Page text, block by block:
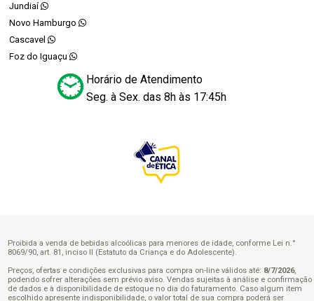
Jundiaí
Novo Hamburgo
Cascavel
Foz do Iguaçu
Horário de Atendimento
Seg. à Sex. das 8h às 17:45h
Proibida a venda de bebidas alcoólicas para menores de idade, conforme Lei n.°
8069/90, art. 81, inciso II (Estatuto da Criança e do Adolescente).
Preços, ofertas e condições exclusivas para compra on-line válidos até: 8/7/2026,
podendo sofrer alterações sem prévio aviso. Vendas sujeitas à análise e confirmação
de dados e à disponibilidade de estoque no dia do faturamento. Caso algum item
escolhido apresente indisponibilidade, o valor total de sua compra poderá ser